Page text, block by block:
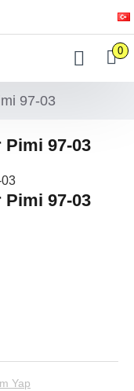
0
97-03
97-03
97-03
Yap